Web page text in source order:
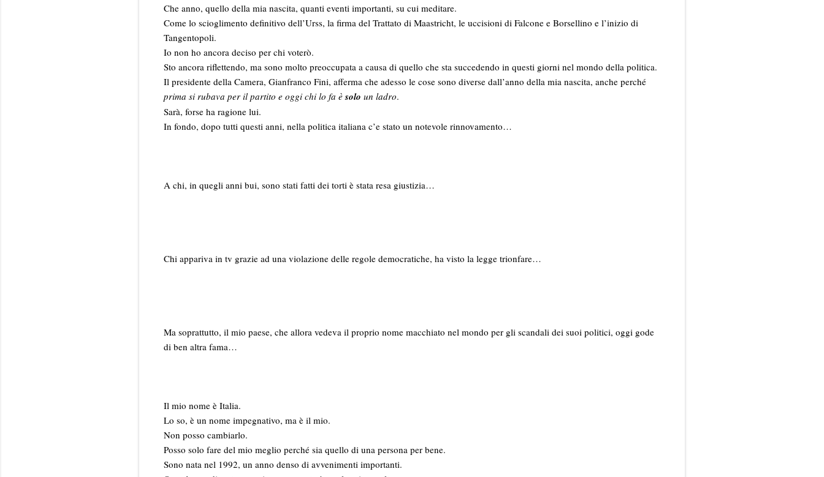
Che anno, quello della mia nascita, quanti eventi importanti, su cui meditare.
Come lo scioglimento definitivo dell’Urss, la firma del Trattato di Maastricht, le uccisioni di Falcone e Borsellino e l’inizio di
Tangentopoli.
Io non ho ancora deciso per chi voterò.
Sto ancora riflettendo, ma sono molto preoccupata a causa di quello che sta succedendo in questi giorni nel mondo della politica.
Il presidente della Camera, Gianfranco Fini, afferma che adesso le cose sono diverse dall’anno della mia nascita, anche perché
prima si rubava per il partito e oggi chi lo fa èsolo un ladro.
Sarà, forse ha ragione lui.
In fondo, dopo tutti questi anni, nella politica italiana c’e stato un notevole rinnovamento…
A chi, in quegli anni bui, sono stati fatti dei torti è stata resa giustizia…
Chi appariva in tv grazie ad una violazione delle regole democratiche, ha visto la legge trionfare…
Ma soprattutto, il mio paese, che allora vedeva il proprio nome macchiato nel mondo per gli scandali dei suoi politici, oggi gode
di ben altra fama…
Il mio nome è Italia.
Lo so, è un nome impegnativo, ma è il mio.
Non posso cambiarlo.
Posso solo fare del mio meglio perché sia quello di una persona per bene.
Sono nata nel 1992, un anno denso di avvenimenti importanti.